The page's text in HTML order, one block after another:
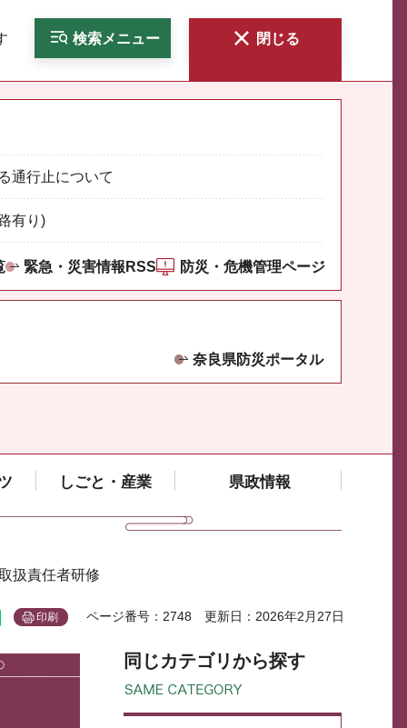
検索メニュー 閉じる
通行止について
有り)
緊急・災害情報RSS 防災・危機管理ページ
奈良県防災ポータル
しごと・産業 県政情報
扱責任者研修
印刷 ページ番号：2748 更新日：2026年2月27日
同じカテゴリから探す